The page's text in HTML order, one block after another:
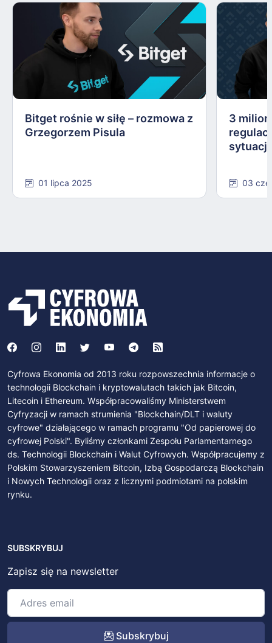
Bitget rośnie w siłę – rozmowa z
Grzegorzem Pisula
01 lipca 2025
3
03
Cyfrowa Ekonomia od 2013 roku rozpowszechnia informacje o
technologii Blockchain i kryptowalutach takich jak Bitcoin,
Litecoin i Ethereum. Współpracowaliśmy Ministerstwem
Cyfryzacji w ramach strumienia "Blockchain/DLT i waluty
cyfrowe" działającego w ramach programu "Od papierowej do
cyfrowej Polski". Byliśmy członkami Zespołu Parlamentarnego
ds. Technologii Blockchain i Walut Cyfrowych. Współpracujemy z
Polskim Stowarzyszeniem Bitcoin, Izbą Gospodarczą Blockchain
i Nowych Technologii oraz z licznymi podmiotami na polskim
rynku.
SUBSKRYBUJ
Zapisz się na newsletter
Subskrybuj